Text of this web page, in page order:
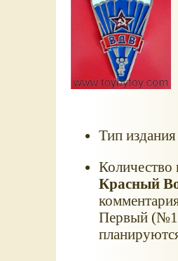
Тип
Количество
Красный
Первый